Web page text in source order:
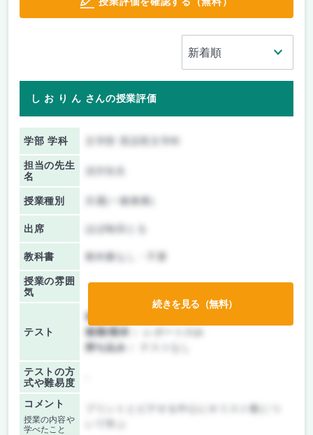
し お り ん さんの授業評価
学部 学科
担当の先生
名
授業種別 共通(一般教養)
出席 ほぼ毎回とる
教科書 教科書なし・不要
授業の雰囲
気
テスト
前期/中間：
後期/期末：
持ち込み：
テストの方
式や難易度
コメント
授業の内容や
学べたこと
続きを見る（無料）